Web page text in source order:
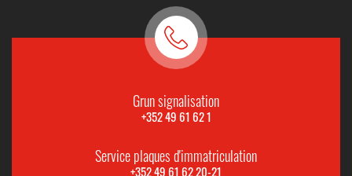
Grun signalisation
+352 49 61 62 1
Service plaques d'immatriculation
+352 49 61 62 20-21